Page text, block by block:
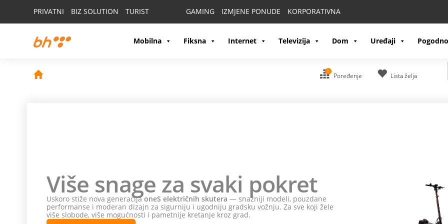
PRIVATNI BIZ SOLUTION TURIST GAMING IZMJENE PONUDE KORPORATIVNA
Mobilna Fiksna Internet Televizija Dom Uređaji
0
Poređenje Lista želja
Više snage za svaki pokret
Uskoro stiže nova generacijaoneS električnih skutera — snažniji modeli, pouzdane
performanse i moderan dizajn za sigurniju i ugodniju gradsku vožnju. Za sve koji žele
više slobode, više mogućnosti i pametnije kretanje kroz grad.